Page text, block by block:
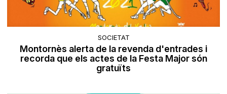
SOCIETAT
Montornès alerta de la revenda d'entrades i
recorda que els actes de la Festa Major són
gratuïts